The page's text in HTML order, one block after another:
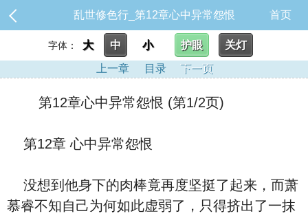
乱世修色行_第12章心中异常怨恨 首页
字体： 大 中 小 护眼
关灯
上一章
目录 下一页
第12章心中异常怨恨 (第1/2页)
第12章 心中异常怨恨
没想到他⾝下的⾁棒竟再度坚挺了‮来起‬，而萧
慕睿不知‮己自‬为何如此虚弱了，只得挤出了一抹